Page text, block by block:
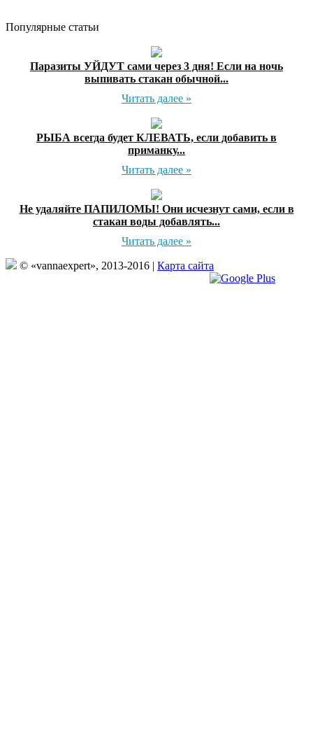
Популярные статьи
Паразиты УЙДУТ сами через 3 дня! Если на ночь
выпивать стакан обычной...
Читать далее »
РЫБА всегда будет КЛЕВАТЬ, если добавить в
приманку...
Читать далее »
Не удаляйте ПАПИЛОМЫ! Они исчезнут сами, если в
стакан воды добавлять...
Читать далее »
© «vannaexpert», 2013-2016 | Карта сайта